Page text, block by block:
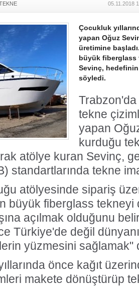
05.11.2018
Çocukluk
yapan Oğuz
üretimine
büyük fiberglass
Sevinç, hedefinin
söyledi.
Trabzon'da
tekne
yapan
kurduğu
atölye kuran Sevinç,
standartlarında tekne
atölyesinde sipariş
büyük fiberglass tekneyi
açılmak olduğunu
Türkiye'de değil
yüzmesini sağlamak"
önce kağıt
makete dönüştürüp